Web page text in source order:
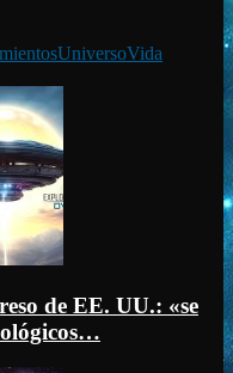
UniversoVida
de EE. UU.: «se